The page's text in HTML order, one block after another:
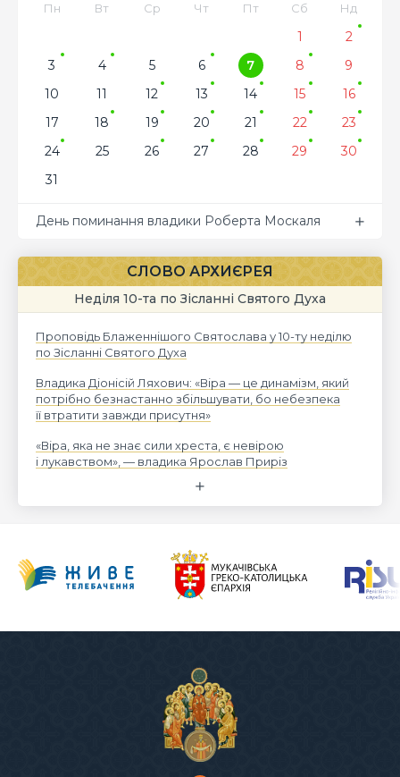
Пн Вт Ср Чт Пт Сб Нд
1
2
3
4 5 6 7 8
9
10
11 12 13 14 15
16
17
18 19 20 21 22
23
24
25 26 27 28 29
30
31
День поминання владики Роберта Москаля
СЛОВО АРХИЄРЕЯ
Неділя 10-та по Зісланні Святого Духа
Проповідь Блаженнішого Святослава у 10-ту неділю
по Зісланні Святого Духа
Владика Діонісій Ляхович: «Віра — це динамізм, який
потрібно безнастанно збільшувати, бо небезпека
її втратити завжди присутня»
«Віра, яка не знає сили хреста, є невірою
і лукавством», — владика Ярослав Приріз